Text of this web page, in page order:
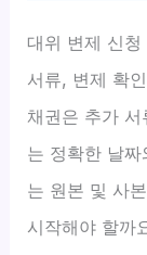
대위 변제 신
서류, 변제 확
채권은 추가
는 정확한 날
는 원본 및 사
시작해야 할까